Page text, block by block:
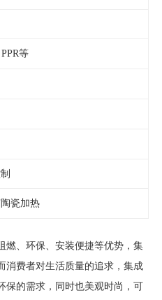
等
瓷加热
燃、环保、安装便捷等优势，集
消费者对生活质量的追求，集成
保的需求，同时也美观时尚，可